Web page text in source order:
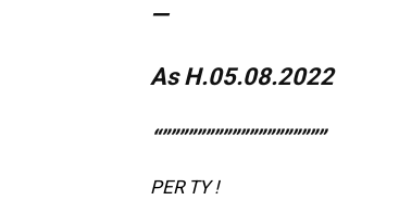
—
As H.05.08.2022
“”””””””””””””””””””
PER TY !